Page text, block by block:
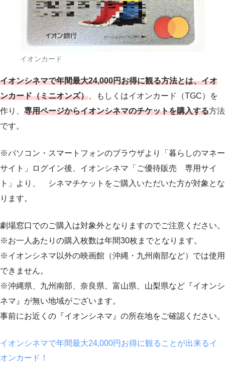
イオンカード
イオンシネマで年間最大24,000円お得に観る方法とは、イオ
ンカード（ミニオンズ） 、もしくはイオンカード（TGC）を
作り、 専用ページからイオンシネマのチケットを購入する方法
です。
※パソコン・スマートフォンのブラウザより「暮らしのマネー
サイト」ログイン後、イオンシネマ「ご優待販売 専用サイ
ト」より、 シネマチケットをご購入いただいた方が対象とな
ります。
劇場窓口でのご購入は対象外となりますのでご注意ください。
※お一人あたりの購入枚数は年間30枚までとなります。
※イオンシネマ以外の映画館（沖縄・九州南部など）では使用
できません。
※沖縄県、九州南部、奈良県、富山県、山梨県など『イオンシ
ネマ』が無い地域がございます。
事前にお近くの『イオンシネマ』の所在地をご確認ください。
イオンシネマで年間最大24,000円お得に観ることが出来るイ
オンカード！